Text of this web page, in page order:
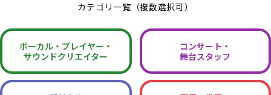
カテゴリ一覧（複数選択可）
ボーカル・ プレイヤー・
サウンドクリエイター
コンサート・
舞台スタッフ